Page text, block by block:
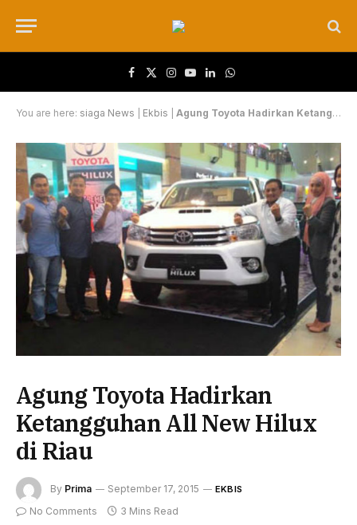
Facebook
X (Twitter)
Instagram
YouTube
LinkedInWhatsApp
You are here: siaga News Ekbis Agung Toyota Hadirkan Ketangguhan All New Hilux di Riau
Agung Toyota Hadirkan
Ketangguhan All New Hilux
di Riau
By Prima September 17, 2015 EKBIS
No Comments 3 Mins Read